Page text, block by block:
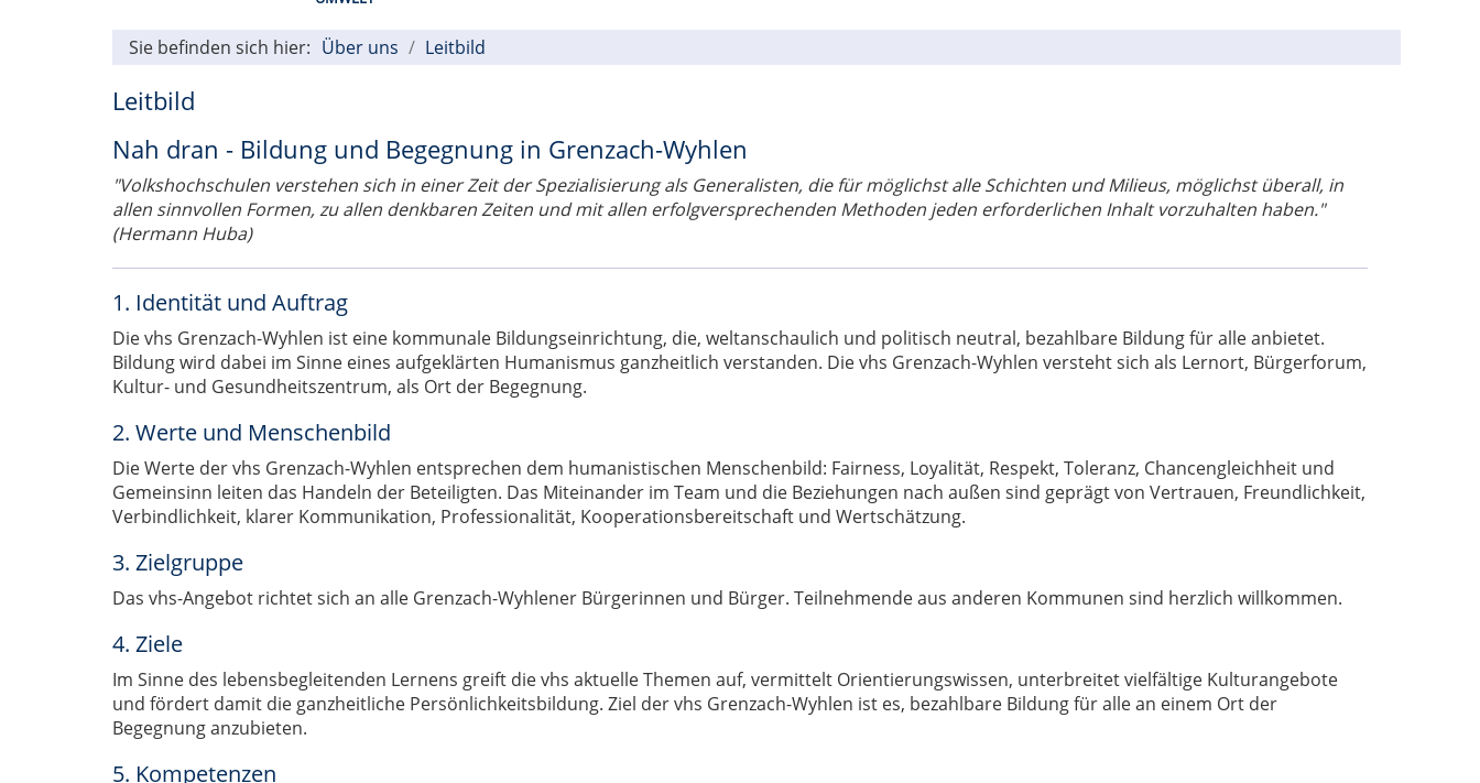
Sie befinden sich hier: Über uns Leitbild
Leitbild
Nah dran - Bildung und Begegnung in Grenzach-Wyhlen
"Volkshochschulen verstehen sich in einer Zeit der Spezialisierung als Generalisten, die für möglichst alle Schichten und Milieus, möglichst überall, in
allen sinnvollen Formen, zu allen denkbaren Zeiten und mit allen erfolgversprechenden Methoden jeden erforderlichen Inhalt vorzuhalten haben."
(Hermann Huba)
1. Identität und Auftrag
Die vhs Grenzach-Wyhlen ist eine kommunale Bildungseinrichtung, die, weltanschaulich und politisch neutral, bezahlbare Bildung für alle anbietet.
Bildung wird dabei im Sinne eines aufgeklärten Humanismus ganzheitlich verstanden. Die vhs Grenzach-Wyhlen versteht sich als Lernort, Bürgerforum,
Kultur- und Gesundheitszentrum, als Ort der Begegnung.
2. Werte und Menschenbild
Die Werte der vhs Grenzach-Wyhlen entsprechen dem humanistischen Menschenbild: Fairness, Loyalität, Respekt, Toleranz, Chancengleichheit und
Gemeinsinn leiten das Handeln der Beteiligten. Das Miteinander im Team und die Beziehungen nach außen sind geprägt von Vertrauen, Freundlichkeit,
Verbindlichkeit, klarer Kommunikation, Professionalität, Kooperationsbereitschaft und Wertschätzung.
3. Zielgruppe
Das vhs-Angebot richtet sich an alle Grenzach-Wyhlener Bürgerinnen und Bürger. Teilnehmende aus anderen Kommunen sind herzlich willkommen.
4. Ziele
Im Sinne des lebensbegleitenden Lernens greift die vhs aktuelle Themen auf, vermittelt Orientierungswissen, unterbreitet vielfältige Kulturangebote
und fördert damit die ganzheitliche Persönlichkeitsbildung. Ziel der vhs Grenzach-Wyhlen ist es, bezahlbare Bildung für alle an einem Ort der
Begegnung anzubieten.
5. Kompetenzen